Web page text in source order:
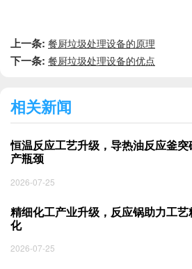
上一条: 餐厨垃圾处理设备的原理
下一条: 餐厨垃圾处理设备的优点
相关新闻
恒温反应工艺升级，导热油反应釜突
产瓶颈
2026-07-25
精细化工产业升级，反应锅助力工艺
化
2026-07-25